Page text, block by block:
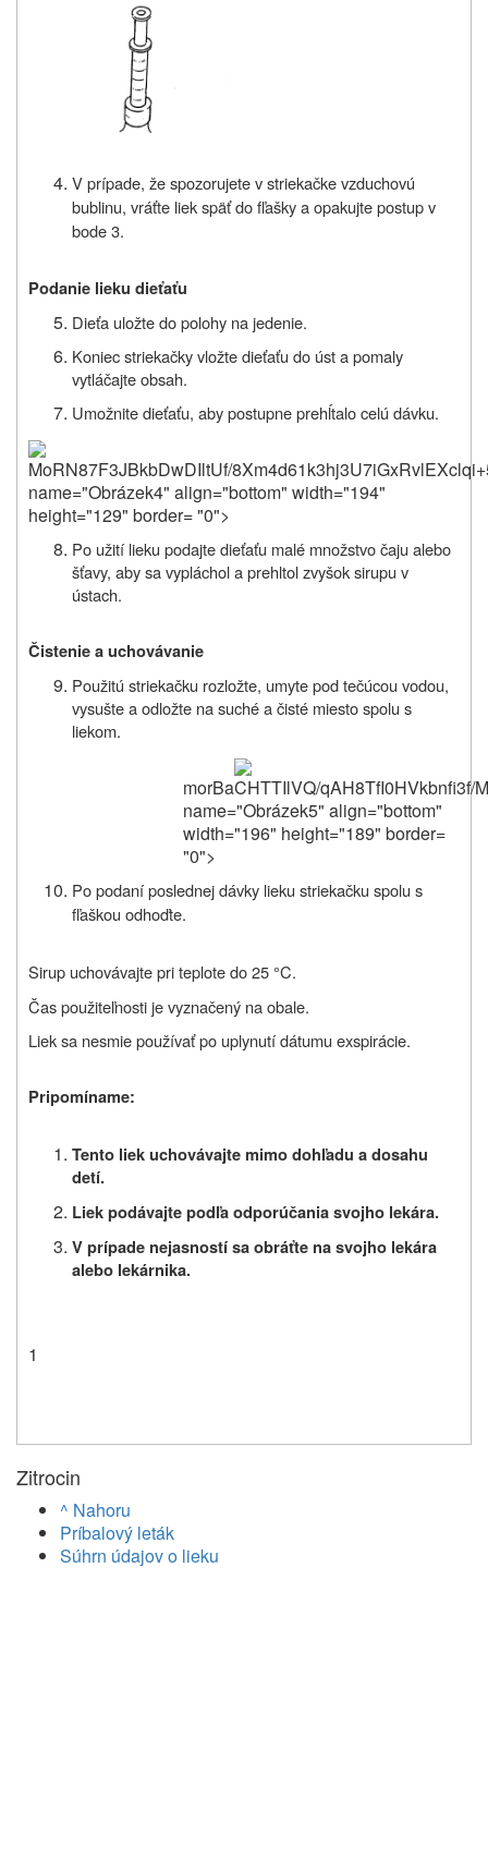
V prípade, že spozorujete v striekačke vzduchovú
bublinu, vráťte liek späť do fľašky a opakujte postup v
bode 3.
Podanie lieku dieťaťu
Dieťa uložte do polohy na jedenie.
Koniec striekačky vložte dieťaťu do úst a pomaly
vytláčajte obsah.
Umožnite dieťaťu, aby postupne prehĺtalo celú dávku.
Po užití lieku podajte dieťaťu malé množstvo čaju alebo
šťavy, aby sa vypláchol a prehltol zvyšok sirupu v
ústach.
Čistenie a uchovávanie
Použitú striekačku rozložte, umyte pod tečúcou vodou,
vysušte a odložte na suché a čisté miesto spolu s
liekom.
morBaCHTTIlVQ/
Po podaní poslednej dávky lieku striekačku spolu s
fľaškou odhoďte.
Sirup uchovávajte pri teplote do 25 °C.
Čas použiteľnosti je vyznačený na obale.
Liek sa nesmie používať po uplynutí dátumu exspirácie.
Pripomíname:
Tento liek uchovávajte mimo dohľadu a dosahu
detí.
Liek podávajte podľa odporúčania svojho lekára.
V prípade nejasností sa obráťte na svojho lekára
alebo lekárnika.
1
Zitrocin
^ Nahoru
Príbalový leták
Súhrn údajov o lieku